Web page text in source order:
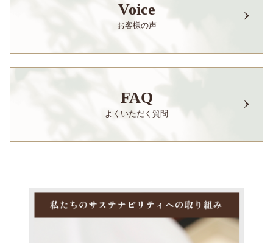
Voice
お客様の声
FAQ
よくいただく質問